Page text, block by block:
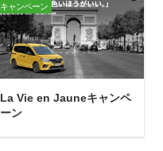
キャンペーン
La Vie en Jauneキャンペ
ーン